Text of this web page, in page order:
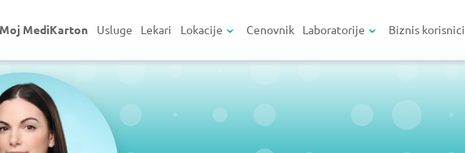
Moj MediKarton Usluge Lekari Lokacije Cenovnik Laboratorije Biznis korisnici